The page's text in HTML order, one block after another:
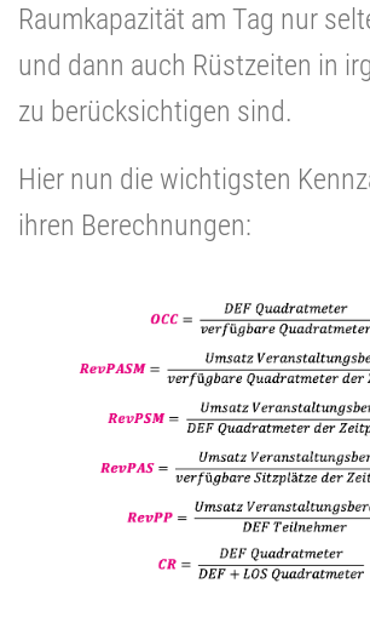
Raumkapazität am Tag nur
und dann auch Rüstzeiten in
zu berücksichtigen sind.
Hier nun die wichtigsten
ihren Berechnungen: